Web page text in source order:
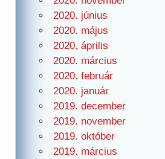
2020. június
2020. május
2020. április
2020. március
2020. február
2020. január
2019. december
2019. november
2019. október
2019. március